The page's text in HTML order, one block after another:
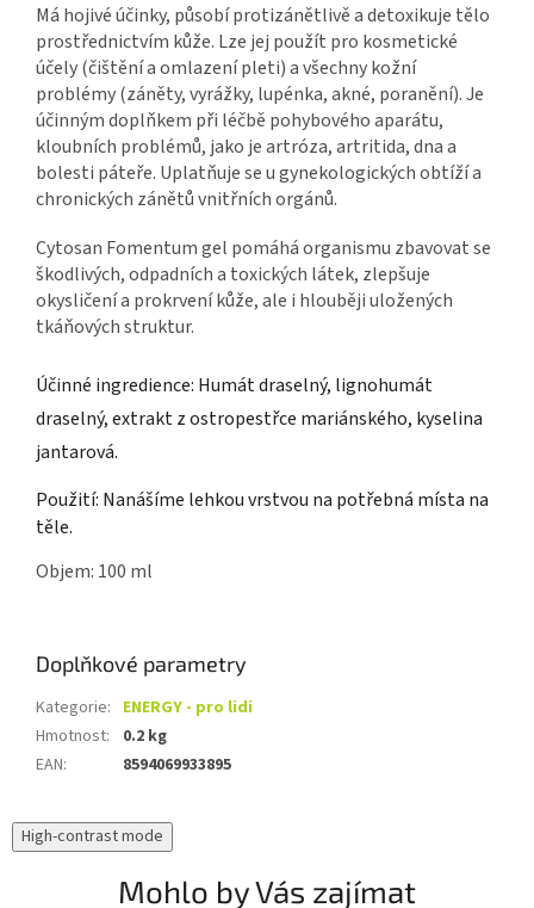
Má hojivé účinky, působí protizánětlivě a detoxikuje tělo
prostřednictvím kůže. Lze jej použít pro kosmetické
účely (čištění a omlazení pleti) a všechny kožní
problémy (záněty, vyrážky, lupénka, akné, poranění). Je
účinným doplňkem při léčbě pohybového aparátu,
kloubních problémů, jako je artróza, artritida, dna a
bolesti páteře. Uplatňuje se u gynekologických obtíží a
chronických zánětů vnitřních orgánů.
Cytosan Fomentum gel pomáhá organismu zbavovat se
škodlivých, odpadních a toxických látek, zlepšuje
okysličení a prokrvení kůže, ale i hlouběji uložených
tkáňových struktur.
Účinné ingredience: Humát draselný, lignohumát
draselný, extrakt z ostropestřce mariánského, kyselina
jantarová.
Použití: Nanášíme lehkou vrstvou na potřebná místa na
těle.
Objem: 100 ml
Doplňkové parametry
Kategorie: ENERGY - pro lidi
Hmotnost:
0.2 kg
EAN: 8594069933895
High-contrast mode
Mohlo by Vás zajímat